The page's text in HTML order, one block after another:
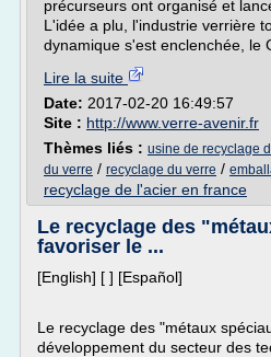
précurseurs ont organisé et
L'idée a plu, l'industrie verrière
dynamique s'est enclenchée, le
Lire la suite
Date: 2017-02-20 16:49:57
Site : http://www.verre-avenir.fr
Thèmes liés : usine de recyclage
du verre / recyclage du verre /
recyclage de l'acier en france
Le recyclage des
favoriser le ...
[English] [ ] [Español]
Le recyclage des "métaux
développement du secteur des